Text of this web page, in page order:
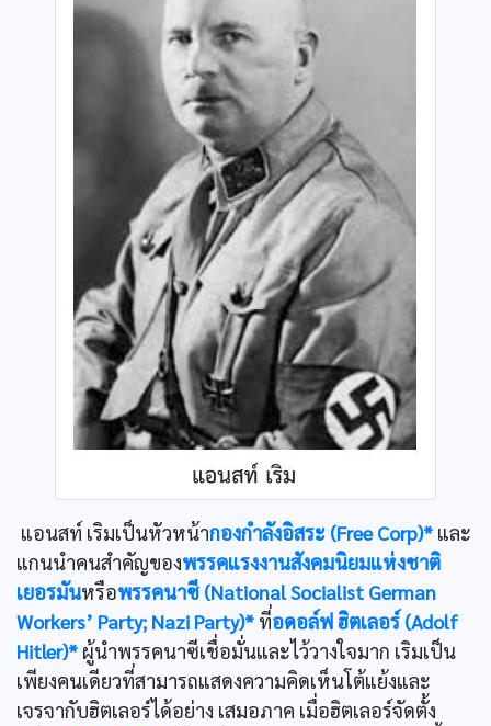
แอนสท์ เริมเป็นหัวหน้ากองกำลังอิสระ (Free Corp)* และ
แกนนำคนสำคัญของพรรคแรงงานสังคมนิยมแห่งชาติ
เยอรมันหรือพรรคนาซี (National Socialist German
Workers’ Party; Nazi Party)* ที่อดอล์ฟ ฮิตเลอร์ (Adolf
Hitler)* ผู้นำพรรคนาซีเชื่อมั่นและไว้วางใจมาก เริมเป็น
เพียงคนเดียวที่สามารถแสดงความคิดเห็นโต้แย้งและ
เจรจากับฮิตเลอร์ได้อย่าง เสมอภาค เมื่อฮิตเลอร์จัดตั้ง